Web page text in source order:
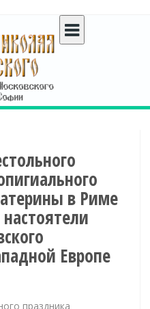
в Риме
Европе